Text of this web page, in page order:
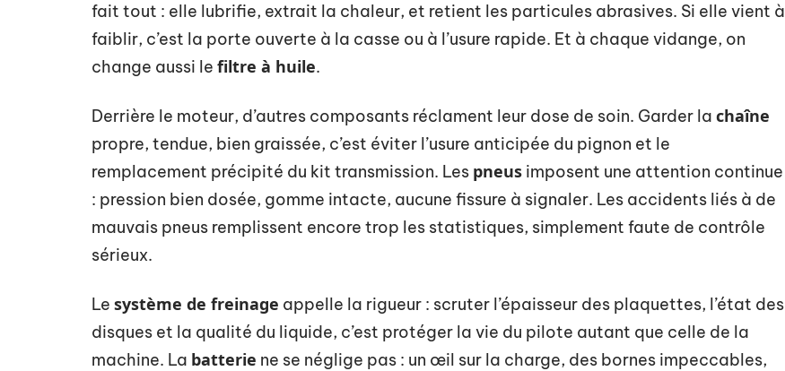
fait tout : elle lubrifie, extrait la chaleur, et retient les particules abrasives. Si elle vient à
faiblir, c’est la porte ouverte à la casse ou à l’usure rapide. Et à chaque vidange, on
change aussi le filtre à huile.
Derrière le moteur, d’autres composants réclament leur dose de soin. Garder la chaîne
propre, tendue, bien graissée, c’est éviter l’usure anticipée du pignon et le
remplacement précipité du kit transmission. Les pneus imposent une attention continue
: pression bien dosée, gomme intacte, aucune fissure à signaler. Les accidents liés à de
mauvais pneus remplissent encore trop les statistiques, simplement faute de contrôle
sérieux.
Le système de freinage appelle la rigueur : scruter l’épaisseur des plaquettes, l’état des
disques et la qualité du liquide, c’est protéger la vie du pilote autant que celle de la
machine. La batterie ne se néglige pas : un œil sur la charge, des bornes impeccables,